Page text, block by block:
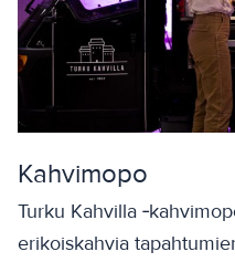
Kahvimopo
Turku Kahvilla
erikoiskahvia